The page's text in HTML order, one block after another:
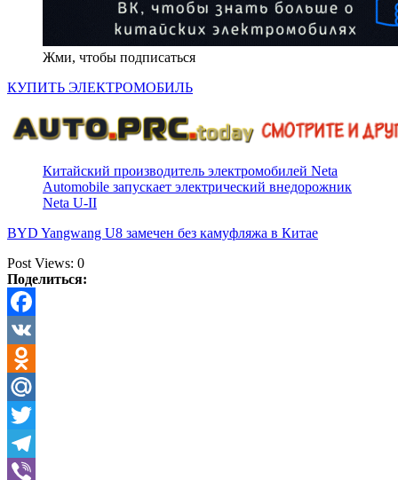
Жми, чтобы подписаться
КУПИТЬ ЭЛЕКТРОМОБИЛЬ
Китайский производитель электромобилей Neta
Automobile запускает электрический внедорожник
Neta U-II
BYD Yangwang U8 замечен без камуфляжа в Китае
Post Views: 0
Поделиться:
Facebook
VK
Odnoklassniki
Mail.Ru
Twitter
Telegram